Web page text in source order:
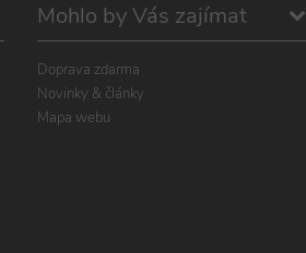
Mohlo by Vás zajímat
Doprava zdarma
Novinky & články
Mapa webu